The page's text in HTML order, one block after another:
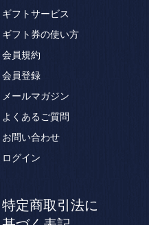
ギフトサービス
ギフト券の使い方
会員規約
会員登録
メールマガジン
よくあるご質問
お問い合わせ
ログイン
特定商取引法に